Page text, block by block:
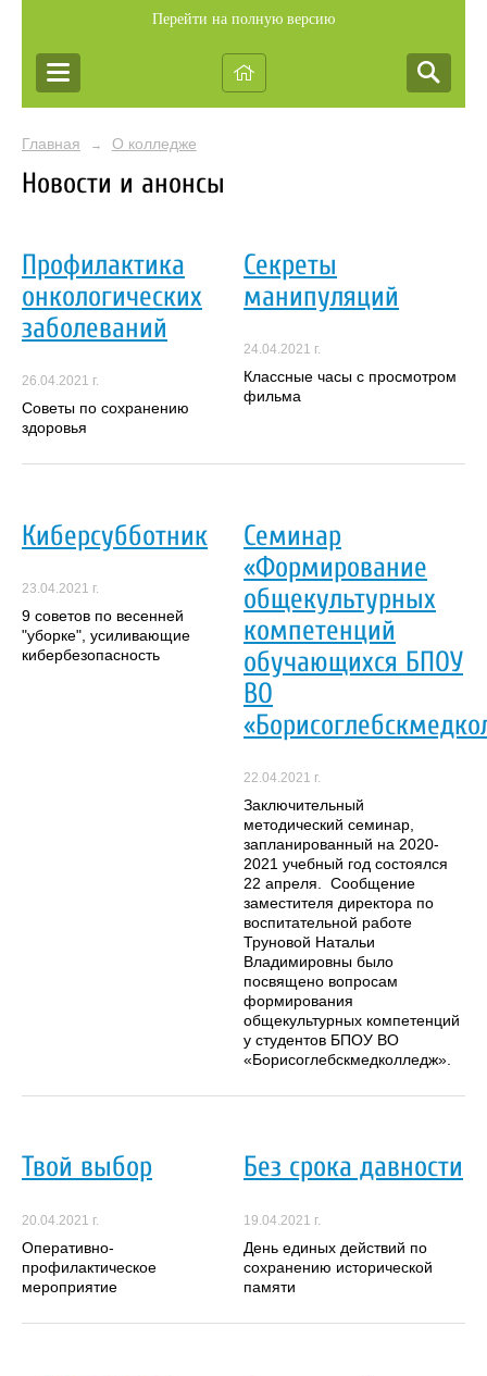
Перейти на полную версию
Главная → О колледже
Новости и анонсы
Профилактика
онкологических
заболеваний
26.04.2021 г.
Советы по сохранению
здоровья
Секреты
манипуляций
24.04.2021 г.
Классные часы с просмотром
фильма
Киберсубботник
23.04.2021 г.
9 советов по весенней
"уборке", усиливающие
кибербезопасность
Семинар
«Формирование
общекультурных
компетенций
обучающихся БПОУ
ВО
22.04.2021 г.
Заключительный
методический семинар,
запланированный на 2020-
2021 учебный год состоялся
22 апреля. Сообщение
заместителя директора по
воспитательной работе
Труновой Натальи
Владимировны было
посвящено вопросам
формирования
общекультурных компетенций
у студентов БПОУ ВО
«Борисоглебскмедколледж».
Твой выбор
20.04.2021 г.
Оперативно-
профилактическое
мероприятие
Без срока давности
19.04.2021 г.
День единых действий по
сохранению исторической
памяти